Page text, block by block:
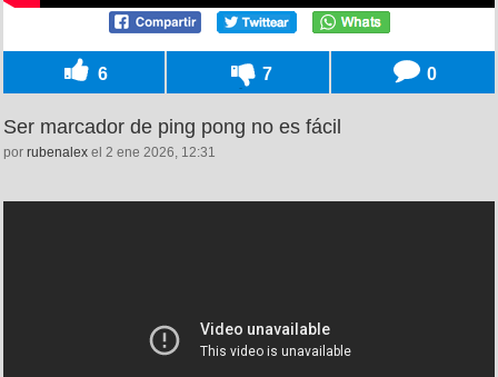
6 7 0
Ser marcador de ping pong no es fácil
por rubenalex el 2 ene 2026, 12:31